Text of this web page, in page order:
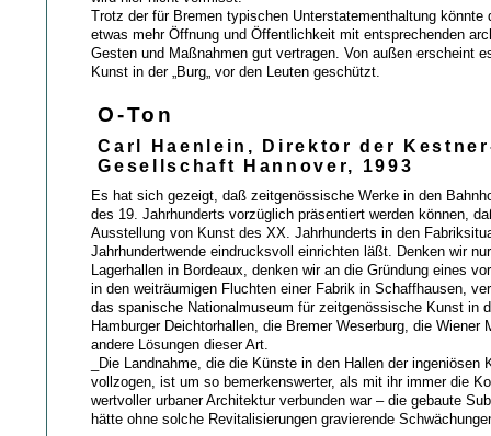
Trotz der für Bremen typischen Unterstatementhaltung könnte
etwas mehr Öffnung und Öffentlichkeit mit entsprechenden
Gesten und Maßnahmen gut vertragen. Von außen erscheint
Kunst in der „Burg„ vor den Leuten geschützt.
O-Ton
Carl Haenlein, Direktor der
Gesellschaft Hannover, 1993
Es hat sich gezeigt, daß zeitgenössische Werke in den
des 19. Jahrhunderts vorzüglich präsentiert werden können,
Ausstellung von Kunst des XX. Jahrhunderts in den
Jahrhundertwende eindrucksvoll einrichten läßt. Denken wir
Lagerhallen in Bordeaux, denken wir an die Gründung eines
in den weiträumigen Fluchten einer Fabrik in Schaffhausen,
das spanische Nationalmuseum für zeitgenössische Kunst in
Hamburger Deichtorhallen, die Bremer Weserburg, die Wiener
andere Lösungen dieser Art.
_Die Landnahme, die die Künste in den Hallen der ingeniösen
vollzogen, ist um so bemerkenswerter, als mit ihr immer die
wertvoller urbaner Architektur verbunden war – die gebaute
hätte ohne solche Revitalisierungen gravierende